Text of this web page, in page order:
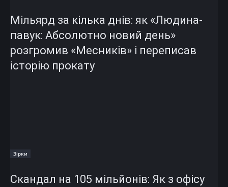
Мільярд за кілька днів: як «Людина-
павук: Абсолютно новий день»
розгромив «Месників» і переписав
історію прокату
Зірки
Скандал на 105 мільйонів: Як з офісу